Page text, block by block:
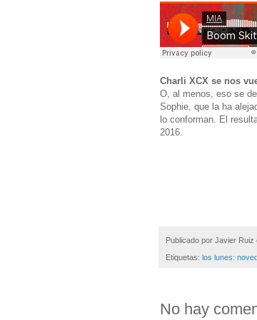
Charli XCX se nos
O, al menos, eso se
Sophie, que la ha
lo conforman. El
2016.
Publicado por Javier Ruiz
Etiquetas: los lunes:
No hay